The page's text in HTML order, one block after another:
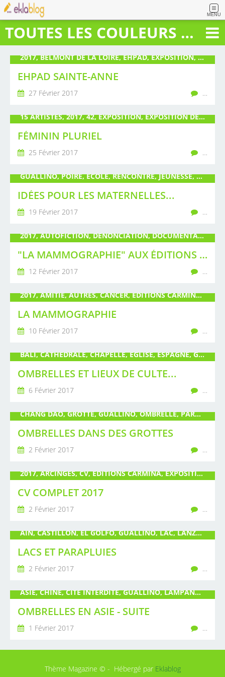
MENU
TOUTES LES COULEURS DU BONHEUR
2017, BELMONT DE LA LOIRE, EHPAD, EXPOSITION, GUALLINO, JOIE, MAISON DE RETRAITE, MARS, PEINTURE, POIRÉ
EHPAD SAINTE-ANNE
27 Février 2017 …
15 ARTISTES, 2017, 42, EXPOSITION, EXPOSITION DE GROUPE, FÉMININ, GUALLINO, LA PACAUDIÈRE, PEINTURE, POIRÉ, VISIONS CROISÉES
FÉMININ PLURIEL
25 Février 2017 …
GUALLINO, POIRÉ, ÉCOLE, RENCONTRE, JEUNESSE, LIVRE
IDÉES POUR LES MATERNELLES...
19 Février 2017 …
2017, AUTOFICTION, DÉNONCIATION, DOCUMENTAIRE, ÉDITIONS CARMINA, ÉMOTION, GUALLINO, HUMOUR, LA MAMMOGRAPHIE, POIRÉ, PUBLICATION, ROMAN, SANTÉ
"LA MAMMOGRAPHIE" AUX ÉDITIONS CARMINA
12 Février 2017 …
2017, AMITIÉ, AUTRES, CANCER, ÉDITIONS CARMINA, ÉMOTION, GUALLINO, LA MAMMOGRAHIE, PEUR, POIRÉ, PUBLICATION, RIRE, ROMAN, TÉMOIGNAGE
LA MAMMOGRAPHIE
10 Février 2017 …
BALI, CATHÉDRALE, CHAPELLE, ÉGLISE, ESPAGNE, GUALLINO, INFLUENCE BIRMANE, MAGUELONE, OMBRELLE, PARAPLUIE, POIRÉ, SYNAGOGUE, TEMPLE, THAÏLANDE, VINAROS
OMBRELLES ET LIEUX DE CULTE...
6 Février 2017 …
CHANG DAO, GROTTE, GUALLINO, OMBRELLE, PARAPLUIE, PARIS LUMIÈRE CAPITALE, POIRÉ, THAÏLANDE
OMBRELLES DANS DES GROTTES
2 Février 2017 …
2017, ARCINGES, CV, ÉDITIONS CARMINA, EXPOSITION, GUALLINO, LIVRE, PEINTURE, POIRÉ, PUBLICATION, ROANNE, ROMAN, SCULPTURE, TÉMOIGNAGE, TOILE
CV COMPLET 2017
2 Février 2017 …
AIN, CASTILLON, EL GOLFO, GUALLINO, LAC, LANZAROTE, NANTUA, OMBRELLE, PARAPLUIE, POIRÉ, SAINT-JULIEN-DE-VERDON, THAÏLANDE, VERDON
LACS ET PARAPLUIES
2 Février 2017 …
ASIE, CHINE, CITÉ INTERDITE, GUALLINO, LAMPANG, LAOS, MYAMAR, OMBRELLE, PARAPLUIE, PARIS LUMIÈRE CAPITALE, PÉKIN, POIRÉ, THAÏLANDE
OMBRELLES EN ASIE - SUITE
1 Février 2017 …
Thème Magazine © - Hébergé par Eklablog